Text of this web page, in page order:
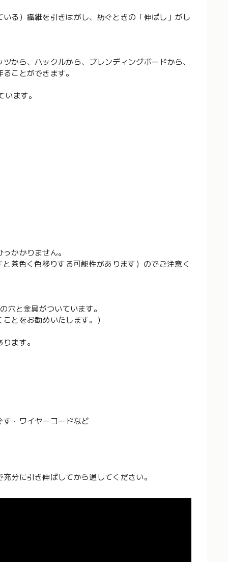
る）繊維を引きはがし、紡ぐときの「伸ばし」がし
から、ハックルから、ブレンディングボードから、
ことができます。
ます。
かかりません。
茶色く色移りする可能性があります）のでご注意く
穴と金具がついています。
とをお勧めいたします。）
ます。
・ワイヤーコードなど
分に引き伸ばしてから通してください。